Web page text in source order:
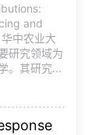
and
中农业大
研究领域为
。其研究...